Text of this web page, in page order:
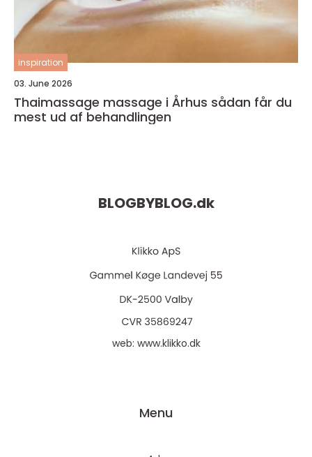
inspiration
03. June 2026
Thaimassage massage i Århus sådan får du
mest ud af behandlingen
BLOGBYBLOG.dk
web: www.klikko.dk
Menu